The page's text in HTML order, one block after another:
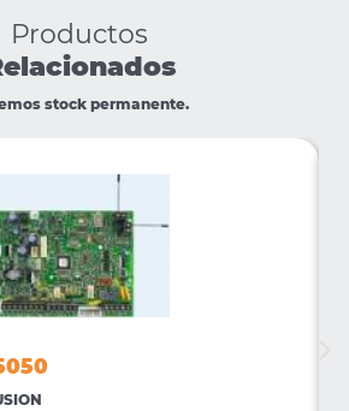
Productos
stock permanente.